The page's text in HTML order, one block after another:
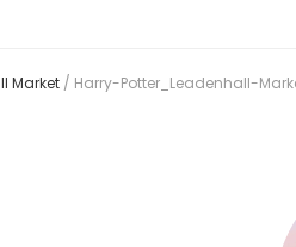
Market / Harry-Potter_Leadenhall-